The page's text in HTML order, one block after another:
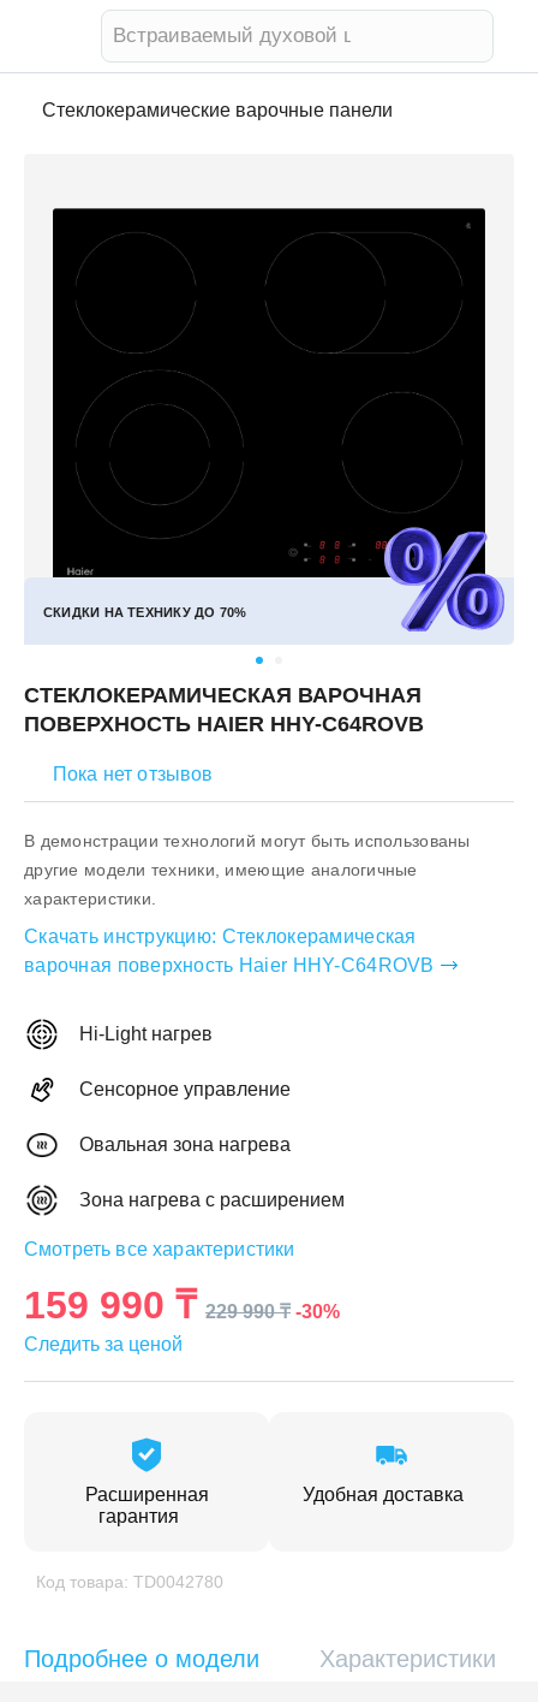
на товары
упаковки
к выбору
Выберите свою стирально-сушильную
Телевизор
Стеклокерамические варочные панели
СТЕКЛОКЕРАМИЧЕСКАЯ ВАРОЧНАЯ
ПОВЕРХНОСТЬ HAIER HHY-C64ROVB
Пока нет отзывов
СКИДКИ НА ТЕХНИКУ ДО 70%
В демонстрации технологий могут быть использованы
другие модели техники, имеющие аналогичные
характеристики.
Скачать инструкцию: Стеклокерамическая
варочная поверхность Haier HHY-C64ROVB
Hi-Light нагрев
Сенсорное управление
Овальная зона нагрева
Зона нагрева с расширением
Смотреть все характеристики
159 990 ₸ 229 990 ₸ -30%
Следить за ценой
Расширенная
гарантия
Удобная доставка
Код товара: TD0042780
Подробнее о модели Характеристики